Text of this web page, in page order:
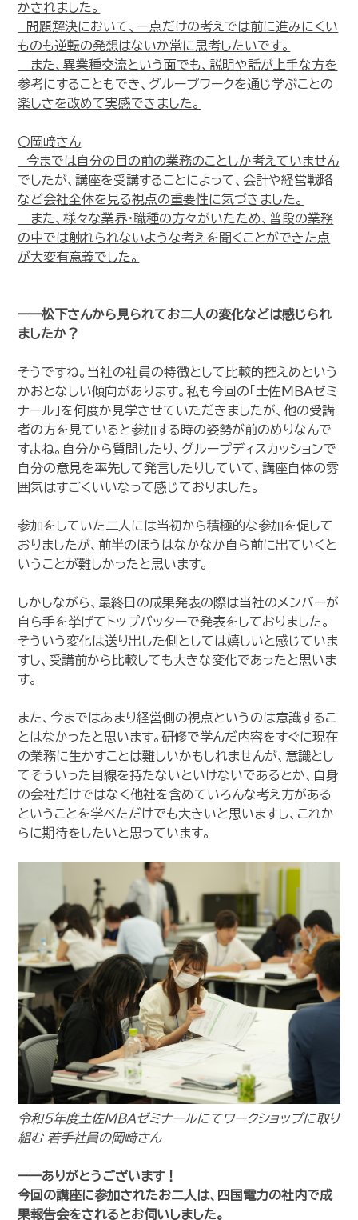
かされました。
問題解決において、一点だけの考えでは前に進みにくい
ものも逆転の発想はないか常に思考したいです。
また、異業種交流という面でも、説明や話が上手な方を
参考にすることもでき、グループワークを通じ学ぶことの
楽しさを改めて実感できました。
〇岡﨑さん
今までは自分の目の前の業務のことしか考えていません
でしたが、講座を受講することによって、会計や経営戦略
など会社全体を見る視点の重要性に気づきました。
また、様々な業界・職種の方々がいたため、普段の業務
の中では触れられないような考えを聞くことができた点
が大変有意義でした。
ーー松下さんから見られてお二人の変化などは感じられ
ましたか？
そうですね。当社の社員の特徴として比較的控えめという
かおとなしい傾向があります。私も今回の「土佐ＭＢＡゼミ
ナール」を何度か見学させていただきましたが、他の受講
者の方を見ていると参加する時の姿勢が前のめりなんで
すよね。自分から質問したり、グループディスカッションで
自分の意見を率先して発言したりしていて、講座自体の雰
囲気はすごくいいなって感じておりました。
参加をしていた二人には当初から積極的な参加を促して
おりましたが、前半のほうはなかなか自ら前に出ていくと
いうことが難しかったと思います。
しかしながら、最終日の成果発表の際は当社のメンバーが
自ら手を挙げてトップバッターで発表をしておりました。
そういう変化は送り出した側としては嬉しいと感じていま
すし、受講前から比較しても大きな変化であったと思いま
す。
また、今まではあまり経営側の視点というのは意識するこ
とはなかったと思います。研修で学んだ内容をすぐに現在
の業務に生かすことは難しいかもしれませんが、意識とし
てそういった目線を持たないといけないであるとか、自身
の会社だけではなく他社を含めていろんな考え方がある
ということを学べただけでも大きいと思いますし、これか
らに期待をしたいと思っています。
令和5年度土佐MBAゼミナールにてワークショップに取り
組む 若手社員の岡﨑さん
ーーありがとうございます！
今回の講座に参加されたお二人は、四国電力の社内で成
果報告会をされるとお伺いしました。